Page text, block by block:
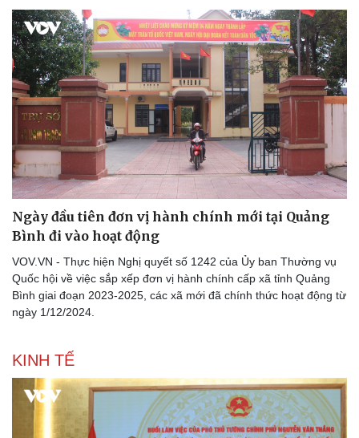
Ngày đầu tiên đơn vị hành chính mới tại Quảng
Bình đi vào hoạt động
VOV.VN - Thực hiện Nghị quyết số 1242 của Ủy ban Thường vụ
Quốc hội về việc sắp xếp đơn vị hành chính cấp xã tỉnh Quảng
Bình giai đoạn 2023-2025, các xã mới đã chính thức hoạt động từ
ngày 1/12/2024.
KINH TẾ